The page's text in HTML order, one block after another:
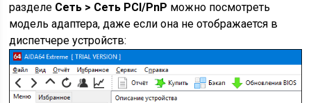
разделе Сеть > Сеть PCI/PnP можно посмотреть
модель адаптера, даже если она не отображается в
диспетчере устройств: